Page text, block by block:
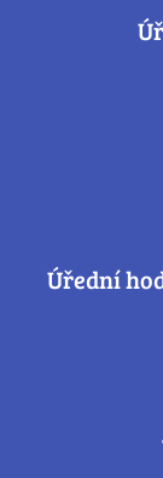
Úřední